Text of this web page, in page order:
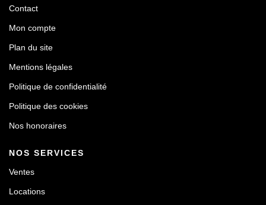
Contact
Mon compte
Plan du site
Mentions légales
Politique de confidentialité
Politique des cookies
Nos honoraires
NOS SERVICES
Ventes
Locations